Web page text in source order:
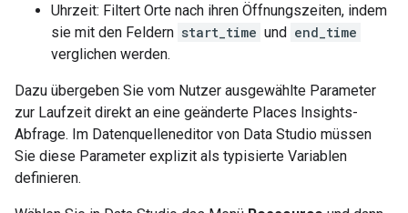
Uhrzeit: Filtert Orte nach ihren Öffnungszeiten, indem
sie mit den Feldern start_time und end_time
verglichen werden.
Dazu übergeben Sie vom Nutzer ausgewählte Parameter
zur Laufzeit direkt an eine geänderte Places Insights-
Abfrage. Im Datenquelleneditor von Data Studio müssen
Sie diese Parameter explizit als typisierte Variablen
definieren.